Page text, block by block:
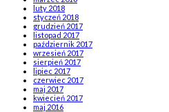
luty 2018
styczeń 2018
grudzień 2017
listopad 2017
październik 2017
wrzesień 2017
sierpień 2017
lipiec 2017
czerwiec 2017
maj 2017
kwiecień 2017
maj 2016